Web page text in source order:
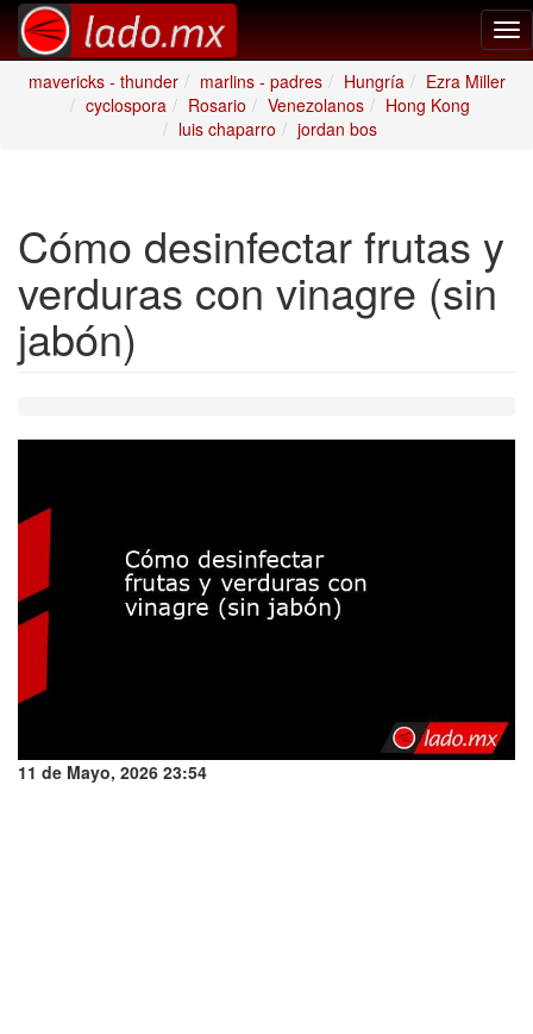
mavericks - thunder
marlins - padres Hungría
Ezra Miller
cyclospora
Rosario Venezolanos
Hong Kong
luis chaparro
jordan bos
Cómo desinfectar frutas y
verduras con vinagre (sin
jabón)
11 de Mayo, 2026 23:54